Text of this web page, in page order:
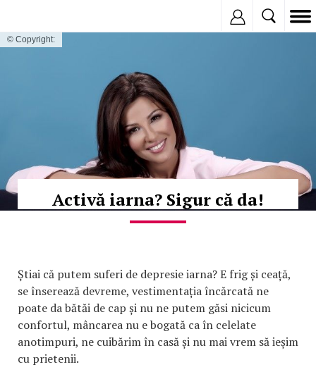
© Copyright:
Activă iarna? Sigur că da!
Știai că putem suferi de depresie iarna? E frig și ceață,
se înserează devreme, vestimentația încărcată ne
poate da bătăi de cap și nu ne putem găsi nicicum
confortul, mâncarea nu e bogată ca în celelate
anotimpuri, ne cuibărim în casă și nu mai vrem să ieșim
cu prietenii.